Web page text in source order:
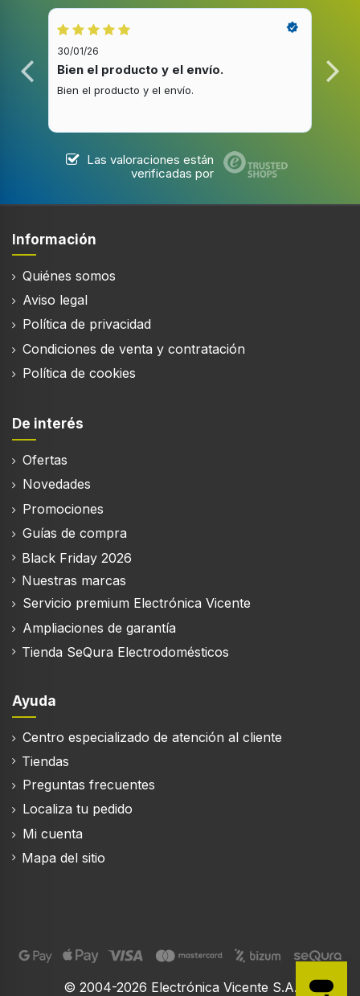
30/01/26
Bien el producto y el envío.
Bien el producto y el envío.
Las valoraciones están
verificadas por
Información
Quiénes somos
Aviso legal
Política de privacidad
Condiciones de venta y contratación
Política de cookies
De interés
Ofertas
Novedades
Promociones
Guías de compra
Black Friday 2026
Nuestras marcas
Servicio premium Electrónica Vicente
Ampliaciones de garantía
Tienda SeQura Electrodomésticos
Ayuda
Centro especializado de atención al cliente
Tiendas
Preguntas frecuentes
Localiza tu pedido
Mi cuenta
Mapa del sitio
© 2004-2026 Electrónica Vicente S.A.